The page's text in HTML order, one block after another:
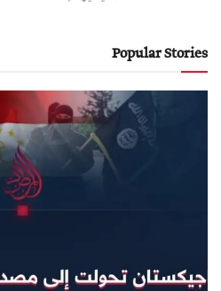
Popular Stories